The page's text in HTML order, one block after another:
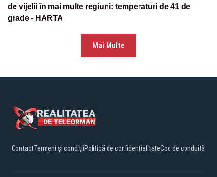
de vijelii în mai multe regiuni: temperaturi de 41 de
grade - HARTA
Mai Multe
ContactTermeni și condițiiPolitică de confidențialitateCod de conduită